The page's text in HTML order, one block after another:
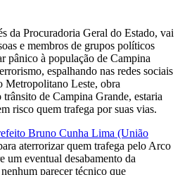
da Procuradoria Geral do Estado, vai
e membros de grupos políticos
pânico à população de Campina
espalhando nas redes sociais
Metropolitano Leste, obra
de Campina Grande, estaria
risco quem trafega por suas vias.
Bruno Cunha Lima (União
aterrorizar quem trafega pelo Arco
um eventual desabamento da
parecer técnico que